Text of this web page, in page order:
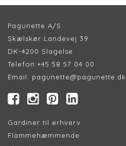
Pagunette A/S
Skælskør Landevej 39
DK-4200 Slagelse
Telefon:+45 58 57 04 00
Email: pagunette@pagunette.dk
Gardiner til erhverv
Flammehæmmende